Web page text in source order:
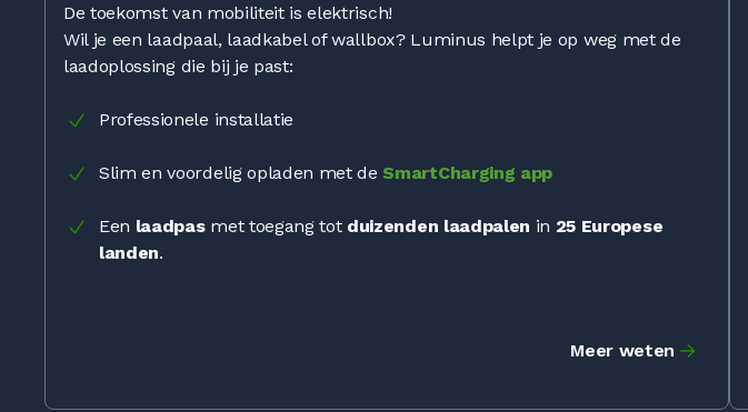
De toekomst van mobiliteit is elektrisch!
Wil je een laadpaal, laadkabel of wallbox? Luminus helpt je op weg met de
laadoplossing die bij je past:
Professionele installatie
Slim en voordelig opladen met de SmartCharging app
Een laadpasmet toegang tot duizenden laadpalen in 25 Europese
landen.
Meer weten